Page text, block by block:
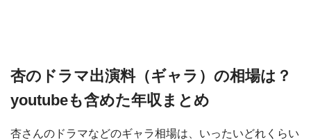
杏のドラマ出演料（ギャラ）の相場は？
youtubeも含めた年収まとめ
杏さんのドラマなどのギャラ相場は、いったいどれくらい